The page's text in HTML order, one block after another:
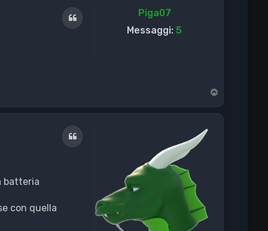
Piga07
Messaggi: 5
Cita
o
p
Cita
batteria
con quella